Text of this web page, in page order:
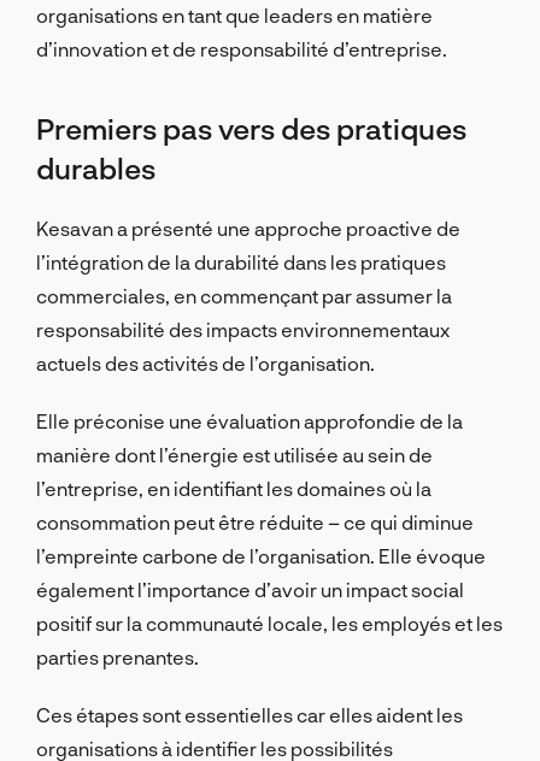
organisations en tant que leaders en matière
d’innovation et de responsabilité d’entreprise.
Premiers pas vers des pratiques
durables
Kesavan a présenté une approche proactive de
l’intégration de la durabilité dans les pratiques
commerciales, en commençant par assumer la
responsabilité des impacts environnementaux
actuels des activités de l’organisation.
Elle préconise une évaluation approfondie de la
manière dont l’énergie est utilisée au sein de
l’entreprise, en identifiant les domaines où la
consommation peut être réduite – ce qui diminue
l’empreinte carbone de l’organisation. Elle évoque
également l’importance d’avoir un impact social
positif sur la communauté locale, les employés et les
parties prenantes.
Ces étapes sont essentielles car elles aident les
organisations à identifier les possibilités